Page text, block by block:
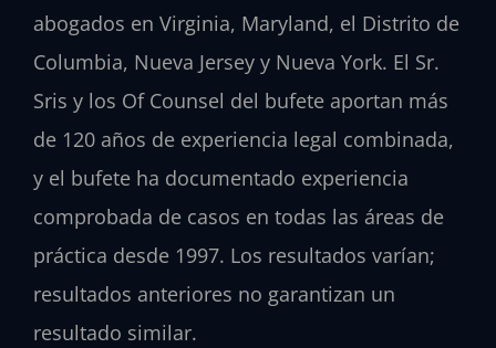
abogados en Virginia, Maryland, el Distrito de
Columbia, Nueva Jersey y Nueva York. El Sr.
Sris y los Of Counsel del bufete aportan más
de 120 años de experiencia legal combinada,
y el bufete ha documentado experiencia
comprobada de casos en todas las áreas de
práctica desde 1997. Los resultados varían;
resultados anteriores no garantizan un
resultado similar.